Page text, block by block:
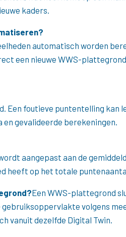
kaders.
automatisch worden
een nieuwe WWS-
Een foutieve puntentelling
gevalideerde berekeningen.
aangepast aan de
heeft op het totale
Een WWS-plattegrond
volgens
vanuit dezelfde Digital Twin.